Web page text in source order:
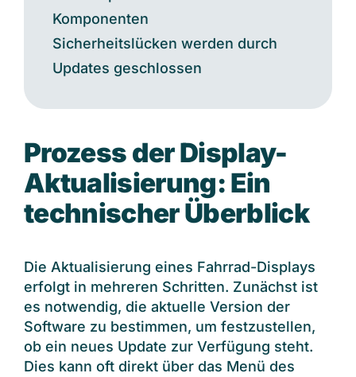
Komponenten
Sicherheitslücken werden durch
Updates geschlossen
Prozess der Display-
Aktualisierung: Ein
technischer Überblick
Die Aktualisierung eines Fahrrad-Displays
erfolgt in mehreren Schritten. Zunächst ist
es notwendig, die aktuelle Version der
Software zu bestimmen, um festzustellen,
ob ein neues Update zur Verfügung steht.
Dies kann oft direkt über das Menü des